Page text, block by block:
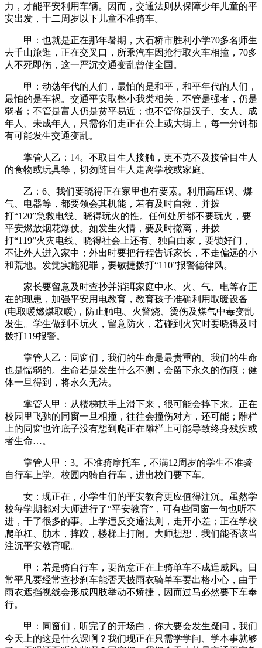
力，才能平安利用车辆。因而，交通法则从保障少年儿童的平
安出发，十二周岁以下儿童不准骑车。
甲：也就是正在那年暑期，大石桥市胜利小学70多名师生
去千山旅逛，正在交叉口，所乘汽车因抢行取火车相撞，70多
人不死即伤，这一严沉交通变乱曾使全国。
甲：动荡年代的人们，最怕的是和平，和平年代的人们，
最怕的是车祸。交通平安取整小我类相关，不管是强者，仍是
弱者；不管是富人仍是贫平易近；也不管你是汉子、女人、成
年人、未成年人，只需你们走正在公上或大街上，每一分钟都
有可能发生交通变乱。
掌管人乙：14。不取目生人接触，更不克不及接管目生人
的食物或玩具等，切勿随目生人走离学校或家庭。
乙：6、我们要晓得正在家里也有要素。利用高压锅、煤
气、电器等，都要领会其机能，若有及时自救，并拨
打“120”急救电线、晓得玩火的性。任何处所都不要玩火，要
平安燃放烟花爆仗。如发生火情，要及时撤离，并拨
打“119”火灾电线、晓得社会上还有。独自由家，要锁好门，
不让外人进入家中；外出时要把行程告诉家长，不走偏远的小
和荒地。发觉实施犯罪，要敏捷拨打“110”报警德律风。
家长要留意及时查抄并消弭家庭中水、火、气、电等存正
在的现患，加强平安用电教育，教育孩子准确利用取暖设备
(电取暖燃煤取暖)，防止触电、火警烧、烫伤及煤气中毒变乱
发生。学生做到不玩火，留意防火，若碰到火灾时要晓得及时
拨打119报警。
掌管人乙：同窗们，我们的生命是最贵重的。我们的生命
也是懦弱的。生命若是发生什么不测，会留下永久的伤痕；健
体一旦得到，将永久无法。
掌管人甲：从楼梯扶手上滑下来，很可能会摔下来。正在
校园里飞驰的同窗一旦相撞，往往会撞伤对方，还可能；雕栏
上的同窗也许底子没有想到爬正在雕栏上可能导致终身残疾或
者生命…。
掌管人甲：3。不准骑摩托车，不满12周岁的学生不准骑
自行车上学。校园内骑自行车，进出校门要下车。
女：现正在，小学生们的平安教育更应值得注沉。虽然学
校每学期都对大师进行了“平安教育”，可有些同窗一句也听不
进，干了很多的事。上学违反交通法则，走开小差；正在学校
爬单杠、肋木，摔跤，楼梯上打闹。大师想想，我们能否该当
注沉平安教育呢。
甲：若是骑自行车，要留意正在上骑单车不成逞威风。日
常平凡要经常查抄刹车能否天披雨衣骑单车要出格小心，由于
雨衣遮挡视线会形成四肢举动不矫捷，因而过马必然要下车奉
行。
甲：同窗们，听完了的开场白，你大要会发生疑问，我们
今天上的这是什么课啊？我们现正在只需学学问、学本事就够